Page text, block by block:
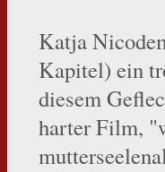
Katja
Kapitel) ein
diesem
harter Film,